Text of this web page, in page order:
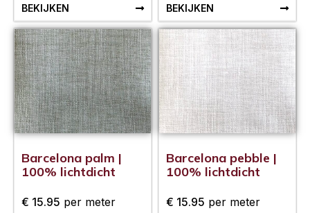
BEKIJKEN BEKIJKEN
Barcelona palm |
100% lichtdicht
€ 15.95 per meter
Barcelona pebble |
100% lichtdicht
€ 15.95 per meter